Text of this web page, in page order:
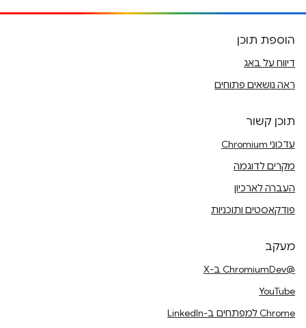
הוספת תוכן
דיווח על באג
ראה נושאים פתוחים
תוכן קשור
עדכוני Chromium
מקרים לדוגמה
העברה לארכיון
פודקאסטים ותוכניות
מעקב
@ChromiumDev ב-X
YouTube
Chrome למפתחים ב-LinkedIn